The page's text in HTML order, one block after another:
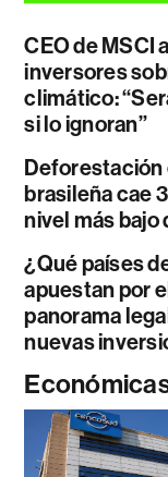
CEO de MSCI
inversores
climático:
si lo ignoran”
Deforestación
brasileña cae
nivel más bajo
¿Qué países
apuestan por
panorama
nuevas